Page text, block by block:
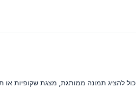
להציג תמונה ממותגת, מצגת שקופיות או